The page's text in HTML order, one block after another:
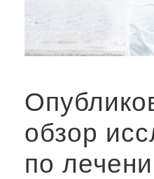
обзор
по